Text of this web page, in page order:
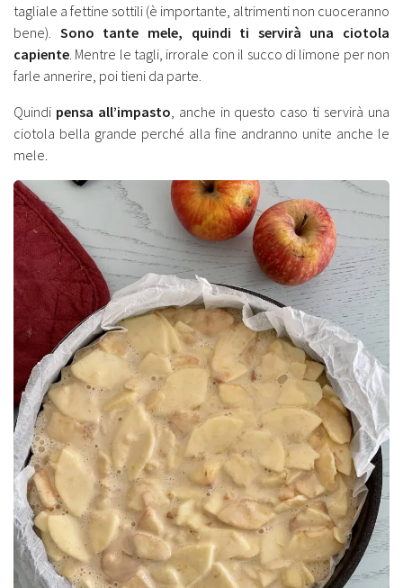
tagliale a fettine sottili (è importante, altrimenti non cuoceranno
bene). Sono tante mele, quindi ti servirà una ciotola
capiente . Mentre le tagli, irrorale con il succo di limone per non
farle annerire, poi tieni da parte.
Quindi pensa all’impasto , anche in questo caso ti servirà una
ciotola bella grande perché alla fine andranno unite anche le
mele.